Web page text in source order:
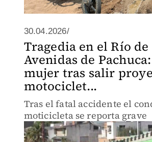
30.04.2026/
Tragedia en el Río de
Avenidas de
mujer tras salir
motociclet...
Tras el fatal accidente el
moticicleta se reporta grave